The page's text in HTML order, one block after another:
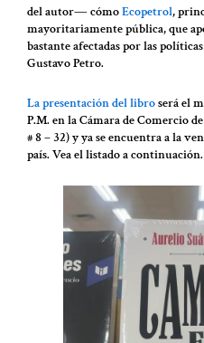
del autor― cómoEcopetrol,
mayoritariamente pública, que
bastante afectadas por las
Gustavo Petro.
La presentación del libroserá el
P.M. en la Cámara de Comercio
# 8 – 32) y ya se encuentra a la
país. Vea el listado a continuación.